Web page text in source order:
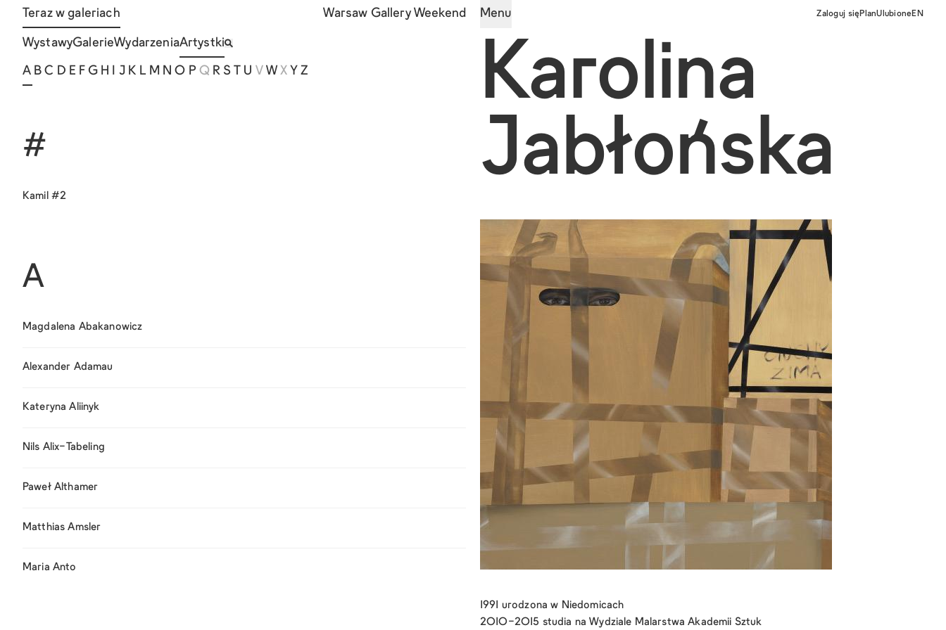
Teraz w galeriach Warsaw Gallery Weekend Menu Zaloguj się PlanUlubione EN
WystawyGalerieWydarzeniaArtystki
A B C D E F G H J K L M N O P Q R S U V W X Y Z
#
Kamil #2
A
Magdalena Abakanowicz
Alexander Adamau
Kateryna Aliinyk
Nils Alix-Tabeling
Paweł Althamer
Matthias Amsler
Maria Anto
Karolina
Jabłońska
1991 urodzona w Niedomicach
2010-2015 studia na Wydziale Malarstwa Akademii Sztuk